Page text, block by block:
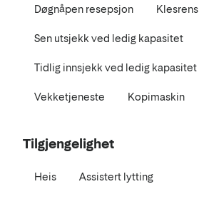
Døgnåpen resepsjon Klesrens
Sen utsjekk ved ledig kapasitet
Tidlig innsjekk ved ledig kapasitet
Vekketjeneste Kopimaskin
Tilgjengelighet
Heis Assistert lytting